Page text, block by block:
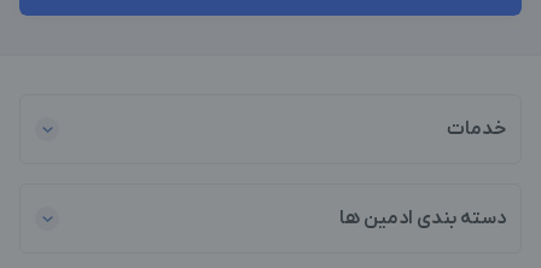
خدمات
دسته بندی ادمین ها